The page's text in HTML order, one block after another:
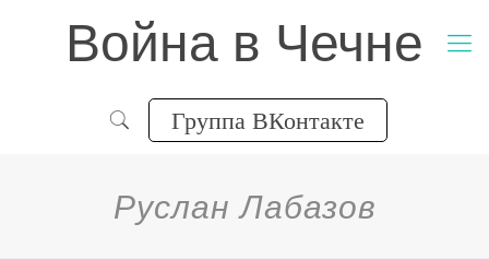
Война в Чечне
Группа ВКонтакте
Руслан Лабазов